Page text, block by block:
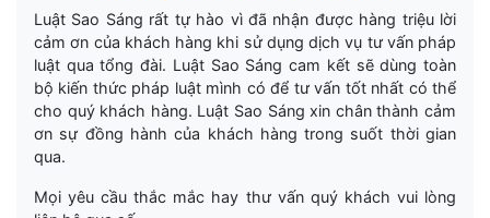
Luật Sao Sáng rất tự hào vì đã nhận được hàng triệu lời
cảm ơn của khách hàng khi sử dụng dịch vụ tư vấn pháp
luật qua tổng đài. Luật Sao Sáng cam kết sẽ dùng toàn
bộ kiến thức pháp luật mình có để tư vấn tốt nhất có thể
cho quý khách hàng. Luật Sao Sáng xin chân thành cảm
ơn sự đồng hành của khách hàng trong suốt thời gian
qua.
Mọi yêu cầu thắc mắc hay thư vấn quý khách vui lòng